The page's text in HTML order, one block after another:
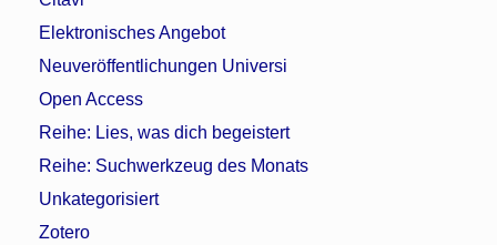
Elektronisches Angebot
Neuveröffentlichungen Universi
Open Access
Reihe: Lies, was dich begeistert
Reihe: Suchwerkzeug des Monats
Unkategorisiert
Zotero